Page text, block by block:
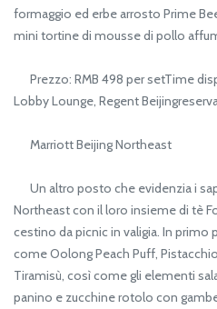
formaggio ed erbe arrosto Prime
mini tortine di mousse di pollo
Prezzo: RMB 498 per setTime
Lobby Lounge, Regent
Marriott Beijing Northeast
Un altro posto che evidenzia i
Northeast con il loro insieme di tè
cestino da picnic in valigia. In
come Oolong Peach Puff,
Tiramisù, così come gli elementi
panino e zucchine rotolo con